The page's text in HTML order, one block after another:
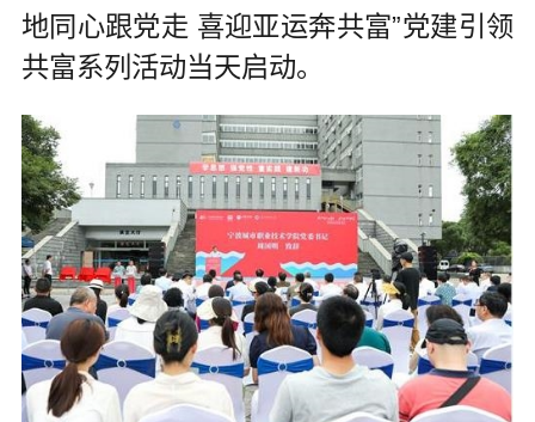
地同心跟党走 喜迎亚运奔共富”党建引领
共富系列活动当天启动。